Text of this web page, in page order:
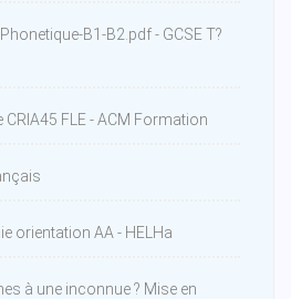
B1-B2.pdf - GCSE T?
FLE - ACM Formation
orientation AA - HELHa
à une inconnue ? Mise en